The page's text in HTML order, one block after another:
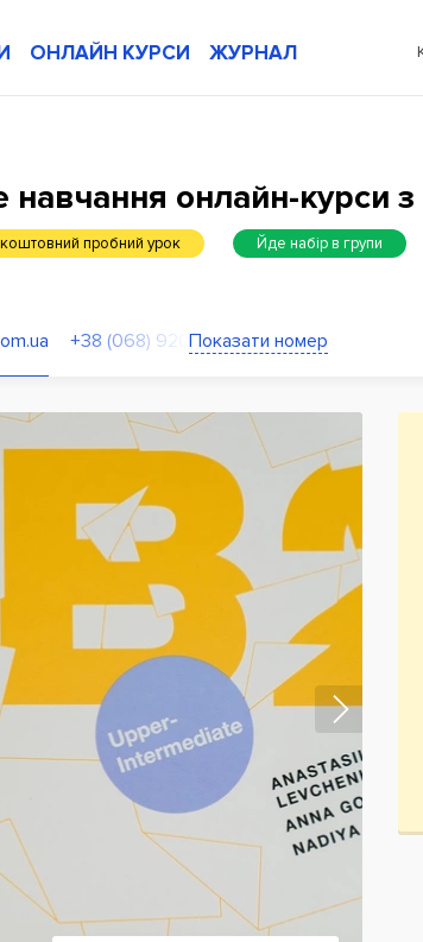
ОНЛАЙН КУРСИ ЖУРНАЛ
онлайн-курси з
пробний урок Йде набір в групи
+38 (068) 920-10-10Показати номер